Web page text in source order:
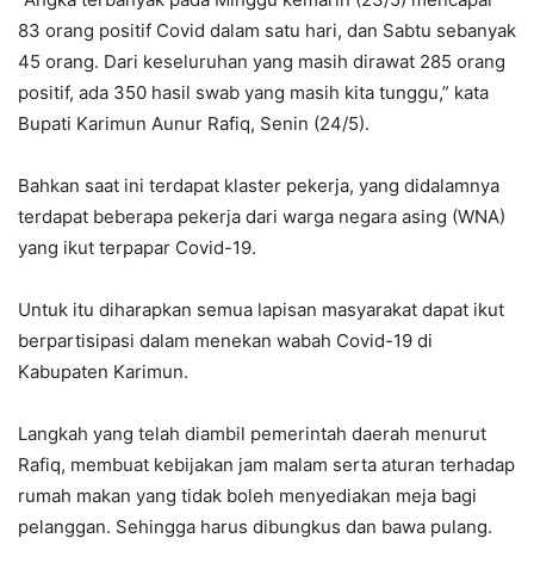
83 orang positif Covid dalam satu hari, dan Sabtu sebanyak
45 orang. Dari keseluruhan yang masih dirawat 285 orang
positif, ada 350 hasil swab yang masih kita tunggu,” kata
Bupati Karimun Aunur Rafiq, Senin (24/5).
Bahkan saat ini terdapat klaster pekerja, yang didalamnya
terdapat beberapa pekerja dari warga negara asing (WNA)
yang ikut terpapar Covid-19.
Untuk itu diharapkan semua lapisan masyarakat dapat ikut
berpartisipasi dalam menekan wabah Covid-19 di
Kabupaten Karimun.
Langkah yang telah diambil pemerintah daerah menurut
Rafiq, membuat kebijakan jam malam serta aturan terhadap
rumah makan yang tidak boleh menyediakan meja bagi
pelanggan. Sehingga harus dibungkus dan bawa pulang.